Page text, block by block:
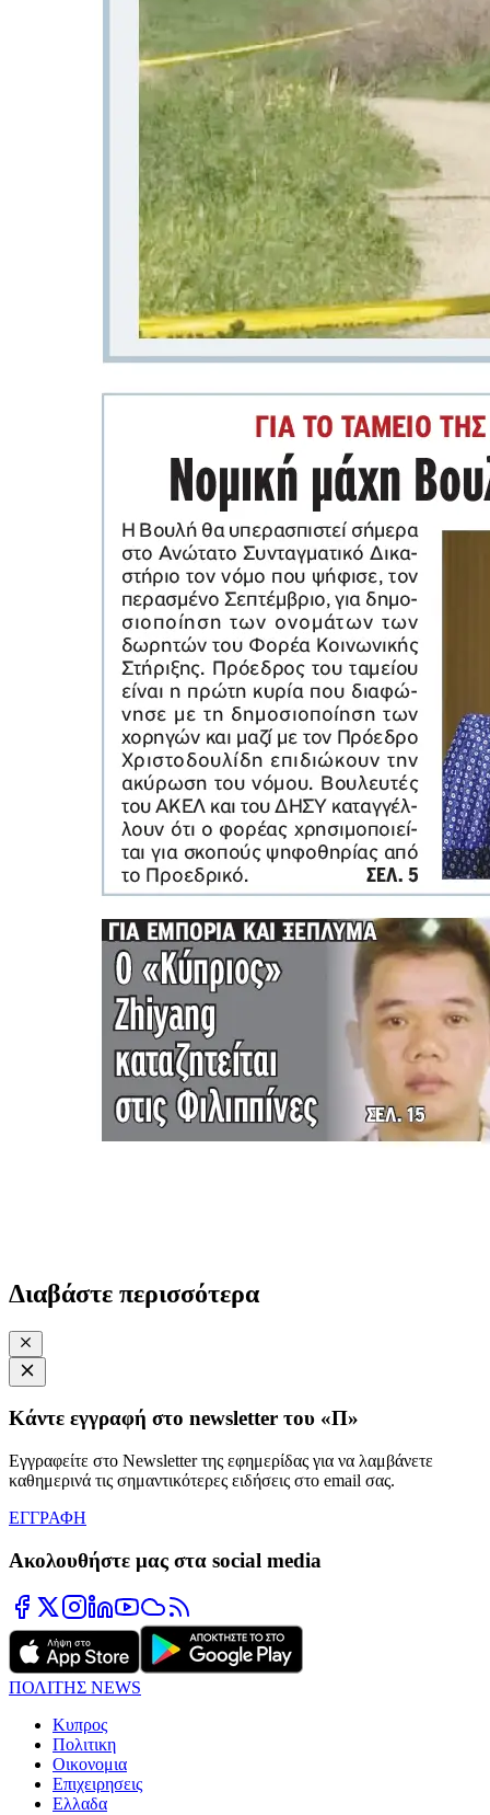
Διαβάστε περισσότερα
Κάντε εγγραφή στο newsletter του «Π»
Εγγραφείτε στο Newsletter της εφημερίδας για να λαμβάνετε
καθημερινά τις σημαντικότερες ειδήσεις στο email σας.
ΕΓΓΡΑΦΗ
Ακολουθήστε μας στα social media
ΠΟΛΙΤΗΣ NEWS
Κυπρος
Πολιτικη
Οικονομια
Επιχειρησεις
Ελλαδα